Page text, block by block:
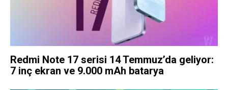
Redmi Note 17 serisi 14 Temmuz’da geliyor:
7 inç ekran ve 9.000 mAh batarya